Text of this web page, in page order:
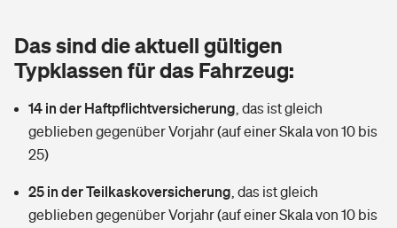
Tools
Wer versichert was: Jetzt Versicherer finden
Sie haben Fragen?
Glasversicherung
Mietkautionsversicherung
Restkreditversicherung
Kinderunfall­ver­si­che­rung
Kinderinvalidität
Hundehalter-Haftpflicht
Dread-Disease-Versicherung
Tierkrankenversicherung
Zur Übersicht
Tools
Das sind die aktuell gültigen
Typklassen für das Fahrzeug:
14 in der Haftpflichtversicherung das ist gleich
geblieben gegenüber Vorjahr (auf einer Skala von 10 bis
25)
25 in der Teilkaskoversicherung das ist gleich
geblieben gegenüber Vorjahr (auf einer Skala von 10 bis